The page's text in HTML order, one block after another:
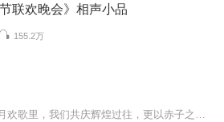
联欢晚会》相声小品
155.2万